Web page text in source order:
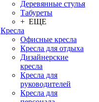
Деревянные стулья
Табуреты
+ ЕЩЕ
Кресла
Офисные кресла
Кресла для отдыха
Дизайнерские
кресла
Кресла для
руководителей
Кресла для